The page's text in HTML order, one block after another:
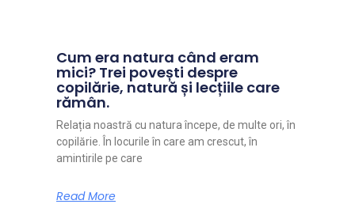
Cum era natura când eram
mici? Trei povești despre
copilărie, natură și lecțiile care
rămân.
Relația noastră cu natura începe, de multe ori, în
copilărie. În locurile în care am crescut, în
amintirile pe care
Read More